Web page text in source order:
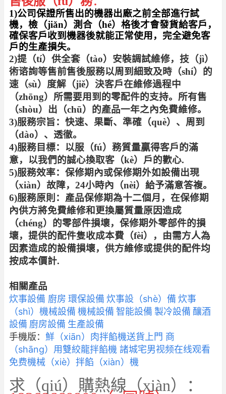
1)公司保證所售出的機器出廠之前全部進行試
機，檢（jiǎn）測合（hé）格後才會發貨給客戶，
確保客戶收到機器後就能正常使用，完全避免客
戶的生產損失。
2)提（tí）供全套（tào）安裝調試維修，技（jì）
術谘詢等售前售後服務以周到細致及時（shí）的
速（sù）度解（jiě）決客戶在維修過程中
（zhōng）所需要用到的零配件的支持。所有售
（shòu）出（chū）的產品一年之內免費維修。
3)服務宗旨：快速、果斷、準確（què）、周到
（dào）、透徹。
4)服務目標：以服（fú）務質量贏得客戶的滿
意，以我們的誠心換取客（kè）戶的歡心.
5)服務效率：保修期內或保修期外如設備出現
（xiàn）故障，24小時內（nèi）給予滿意答複。
6)服務原則：產品保修期為十二個月，在保修期
內供方將免費維修和更換屬質量原因造成
（chéng）的零部件損壞，保修期外零部件的損
壞，提供的配件隻收成本費（fèi），由需方人為
因素造成的設備損壞，供方維修或提供的配件均
按成本價計.
相關產品
炊事設備 廚房 環保設備 炊事設（shè）備 炊事
（shì）機械設備 機械設備 智能設備 製冷設備 釀酒
設備 廚房設備 生產設備
手機版： 鮮（xiān）肉拌餡機送貨上門 商
（shāng）用雙絞龍拌餡機 諸城宅男视频在线观看
免费機械（xiè）拌餡（xiàn）機
求（qiú）購熱線（xiàn）：